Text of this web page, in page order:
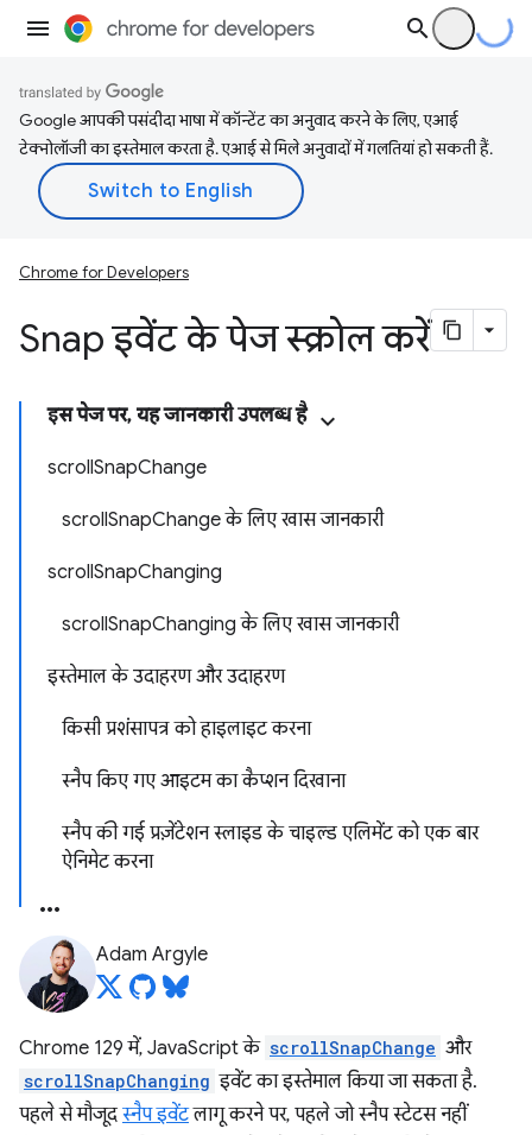
Google आपकी पसंदीदा भाषा में कॉन्टेंट का अनुवाद करने के लिए, एआई
टेक्नोलॉजी का इस्तेमाल करता है. एआई से मिले अनुवादों में गलतियां हो सकती हैं.
Chrome for Developers
Snap इवेंट के पेज स्क्रोल करें
इस पेज पर, यह जानकारी उपलब्ध है
scrollSnapChange
scrollSnapChange के लिए खास जानकारी
scrollSnapChanging
scrollSnapChanging के लिए खास जानकारी
इस्तेमाल के उदाहरण और उदाहरण
किसी प्रशंसापत्र को हाइलाइट करना
स्नैप किए गए आइटम का कैप्शन दिखाना
स्नैप की गई प्रज़ेंटेशन स्लाइड के चाइल्ड एलिमेंट को एक बार
ऐनिमेट करना
Adam Argyle
Chrome 129 में, JavaScript के scrollSnapChange और
scrollSnapChanging इवेंट का इस्तेमाल किया जा सकता है.
पहले से मौजूद स्नैप इवेंटलागू करने पर, पहले जो स्नैप स्टेटस नहीं